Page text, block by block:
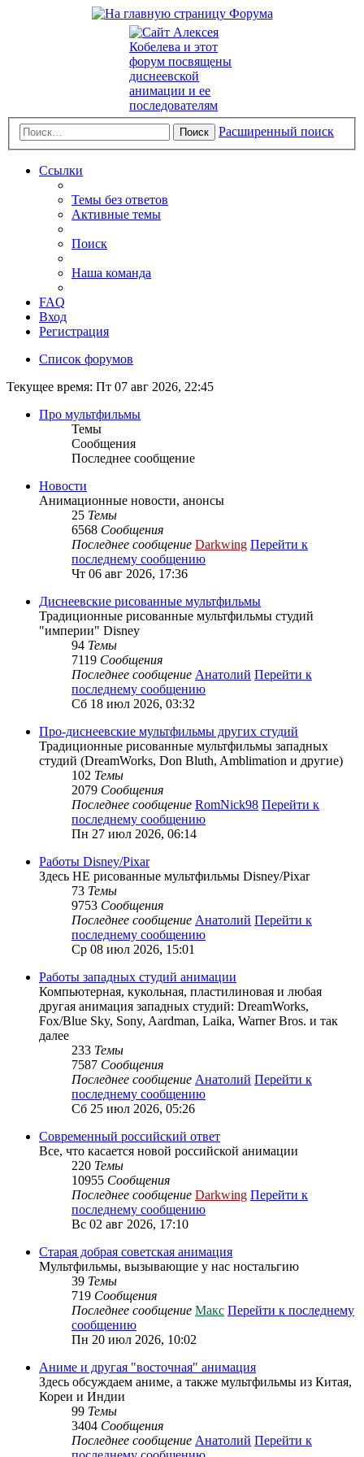
Поиск Расширенный поиск
Ссылки
Темы без ответов
Активные темы
Поиск
Наша команда
FAQ
Вход
Регистрация
Список форумов
Текущее время: Пт 07 авг 2026, 22:45
Про мультфильмы
Темы
Сообщения
Последнее сообщение
Новости
Анимационные новости, анонсы
25 Темы
6568 Сообщения
Последнее сообщение Darkwing Перейти к
последнему сообщению
Чт 06 авг 2026, 17:36
Диснеевские рисованные мультфильмы
Традиционные рисованные мультфильмы студий
"империи" Disney
94 Темы
7119 Сообщения
Последнее сообщение Анатолий Перейти к
последнему сообщению
Сб 18 июл 2026, 03:32
Про-диснеевские мультфильмы других студий
Традиционные рисованные мультфильмы западных
студий (DreamWorks, Don Bluth, Amblimation и другие)
102 Темы
2079 Сообщения
Последнее сообщение RomNick98 Перейти к
последнему сообщению
Пн 27 июл 2026, 06:14
Работы Disney/Pixar
Здесь НЕ рисованные мультфильмы Disney/Pixar
73 Темы
9753 Сообщения
Последнее сообщение Анатолий Перейти к
последнему сообщению
Ср 08 июл 2026, 15:01
Работы западных студий анимации
Компьютерная, кукольная, пластилиновая и любая
другая анимация западных студий: DreamWorks,
Fox/Blue Sky, Sony, Aardman, Laika, Warner Bros. и так
далее
233 Темы
7587 Сообщения
Последнее сообщение Анатолий Перейти к
последнему сообщению
Сб 25 июл 2026, 05:26
Современный российский ответ
Все, что касается новой российской анимации
220 Темы
10955 Сообщения
Последнее сообщение Darkwing Перейти к
последнему сообщению
Вс 02 авг 2026, 17:10
Старая добрая советская анимация
Мультфильмы, вызывающие у нас ностальгию
39 Темы
719 Сообщения
Последнее сообщение Макс Перейти к последнему
сообщению
Пн 20 июл 2026, 10:02
Аниме и другая "восточная" анимация
Здесь обсуждаем аниме, а также мультфильмы из Китая,
Кореи и Индии
99 Темы
3404 Сообщения
Последнее сообщение Анатолий Перейти к